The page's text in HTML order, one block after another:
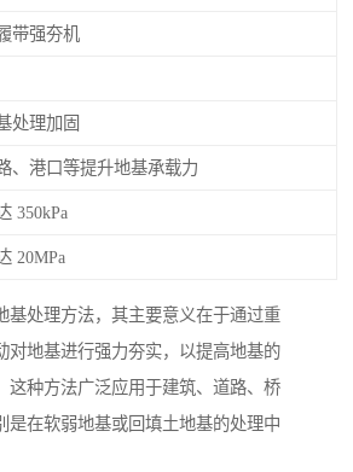
带强夯机
处理加固
、港口等提升地基承载力
350kPa
20MPa
基处理方法，其主要意义在于通过重
对地基进行强力夯实，以提高地基的
这种方法广泛应用于建筑、道路、桥
是在软弱地基或回填土地基的处理中